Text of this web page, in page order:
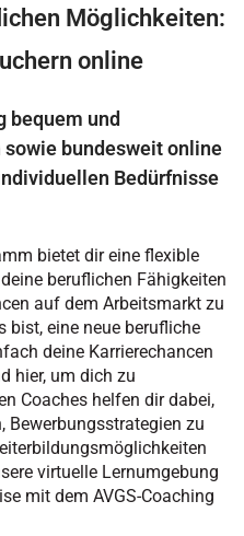
Möglichkeiten:
online
bequem und
bundesweit online
Bedürfnisse
bietet dir eine flexible
beruflichen Fähigkeiten
auf dem Arbeitsmarkt zu
bist, eine neue berufliche
deine Karrierechancen
hier, um dich zu
Coaches helfen dir dabei,
Bewerbungsstrategien zu
virtuelle Lernumgebung
mit dem AVGS-Coaching